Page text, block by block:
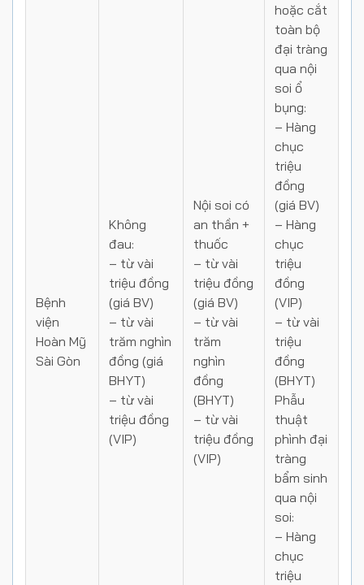
Bệnh
viện
Hoàn Mỹ
Sài Gòn
Không
đau:
– từ vài
triệu đồng
(giá BV)
– từ vài
trăm nghìn
đồng (giá
BHYT)
– từ vài
triệu đồng
(VIP)
Nội soi có
an thần +
thuốc
– từ vài
triệu đồng
(giá BV)
– từ vài
trăm
nghìn
đồng
(BHYT)
– từ vài
triệu đồng
(VIP)
hoặc cắt
toàn bộ
đại tràng
qua nội
soi ổ
bụng:
– Hàng
chục
triệu
đồng
(giá BV)
– Hàng
chục
triệu
đồng
(VIP)
– từ vài
triệu
đồng
(BHYT)
Phẫu
thuật
phình đại
tràng
bẩm sinh
qua nội
soi:
– Hàng
chục
triệu